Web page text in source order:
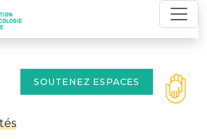
SOUTENEZ ESPACES